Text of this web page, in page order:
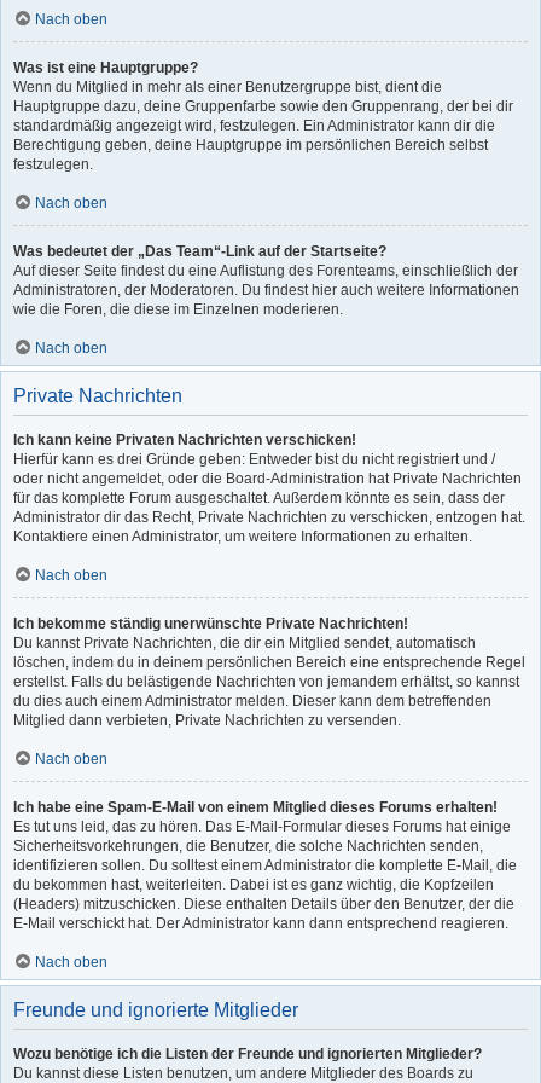
Nach oben
Was ist eine Hauptgruppe?
Wenn du Mitglied in mehr als einer Benutzergruppe bist, dient die
Hauptgruppe dazu, deine Gruppenfarbe sowie den Gruppenrang, der bei dir
standardmäßig angezeigt wird, festzulegen. Ein Administrator kann dir die
Berechtigung geben, deine Hauptgruppe im persönlichen Bereich selbst
festzulegen.
Nach oben
Was bedeutet der „Das Team“-Link auf der Startseite?
Auf dieser Seite findest du eine Auflistung des Forenteams, einschließlich der
Administratoren, der Moderatoren. Du findest hier auch weitere Informationen
wie die Foren, die diese im Einzelnen moderieren.
Nach oben
Private Nachrichten
Ich kann keine Privaten Nachrichten verschicken!
Hierfür kann es drei Gründe geben: Entweder bist du nicht registriert und /
oder nicht angemeldet, oder die Board-Administration hat Private Nachrichten
für das komplette Forum ausgeschaltet. Außerdem könnte es sein, dass der
Administrator dir das Recht, Private Nachrichten zu verschicken, entzogen hat.
Kontaktiere einen Administrator, um weitere Informationen zu erhalten.
Nach oben
Ich bekomme ständig unerwünschte Private Nachrichten!
Du kannst Private Nachrichten, die dir ein Mitglied sendet, automatisch
löschen, indem du in deinem persönlichen Bereich eine entsprechende Regel
erstellst. Falls du belästigende Nachrichten von jemandem erhältst, so kannst
du dies auch einem Administrator melden. Dieser kann dem betreffenden
Mitglied dann verbieten, Private Nachrichten zu versenden.
Nach oben
Ich habe eine Spam-E-Mail von einem Mitglied dieses Forums erhalten!
Es tut uns leid, das zu hören. Das E-Mail-Formular dieses Forums hat einige
Sicherheitsvorkehrungen, die Benutzer, die solche Nachrichten senden,
identifizieren sollen. Du solltest einem Administrator die komplette E-Mail, die
du bekommen hast, weiterleiten. Dabei ist es ganz wichtig, die Kopfzeilen
(Headers) mitzuschicken. Diese enthalten Details über den Benutzer, der die
E-Mail verschickt hat. Der Administrator kann dann entsprechend reagieren.
Nach oben
Freunde und ignorierte Mitglieder
Wozu benötige ich die Listen der Freunde und ignorierten Mitglieder?
Du kannst diese Listen benutzen, um andere Mitglieder des Boards zu